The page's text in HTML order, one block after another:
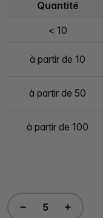
Quantité
< 10
à partir de 10
à partir de 50
à partir de 100